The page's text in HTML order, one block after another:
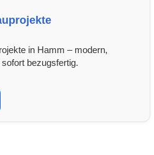
in Hamm – modern,
bezugsfertig.